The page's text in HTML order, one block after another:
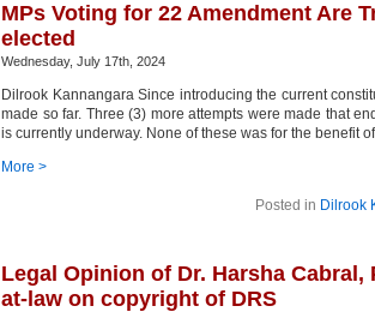
MPs Voting for 22 Amendment Are
elected
Wednesday, July 17th, 2024
Dilrook Kannangara Since introducing the current
made so far. Three (3) more attempts were made that
is currently underway. None of these was for the benefit
More >
Posted in Dilrook
Legal Opinion of Dr. Harsha
at-law on copyright of DRS